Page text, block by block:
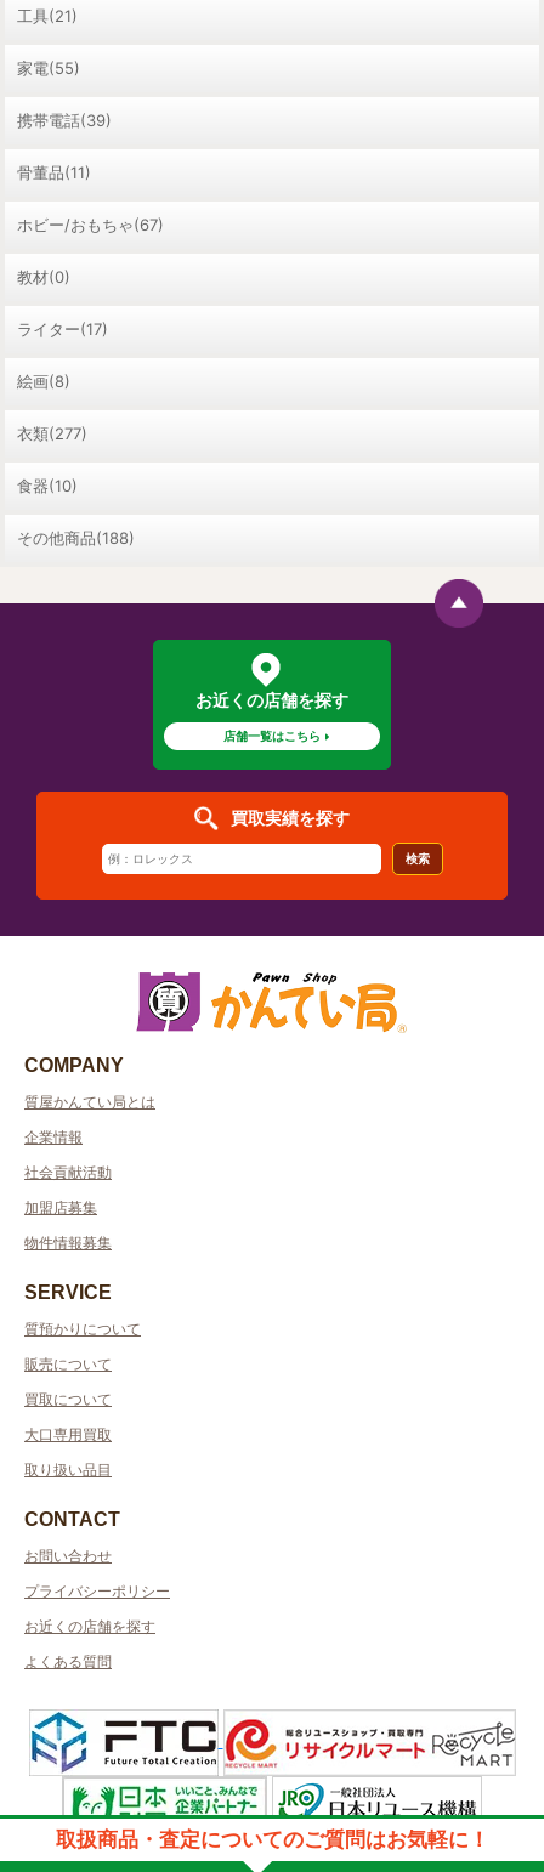
工具(21)
家電(55)
携帯電話(39)
骨董品(11)
ホビー/おもちゃ(67)
教材(0)
ライター(17)
絵画(8)
衣類(277)
食器(10)
その他商品(188)
お近くの店舗を探す
店舗一覧はこちら
買取実績を探す
検索
COMPANY
質屋かんてい局とは
企業情報
社会貢献活動
加盟店募集
物件情報募集
SERVICE
質預かりについて
販売について
買取について
大口専用買取
取り扱い品目
CONTACT
お問い合わせ
プライバシーポリシー
お近くの店舗を探す
よくある質問
許可管轄：千葉県公安委員会
取扱商品・査定についてのご質問はお気軽に！